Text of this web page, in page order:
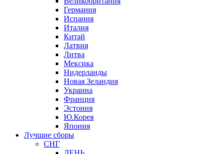
Германия
Испания
Италия
Китай
Латвия
Литва
Мексика
Нидерланды
Новая Зеландия
Украина
Франция
Эстония
Ю.Корея
Япония
Лучшие сборы
СНГ